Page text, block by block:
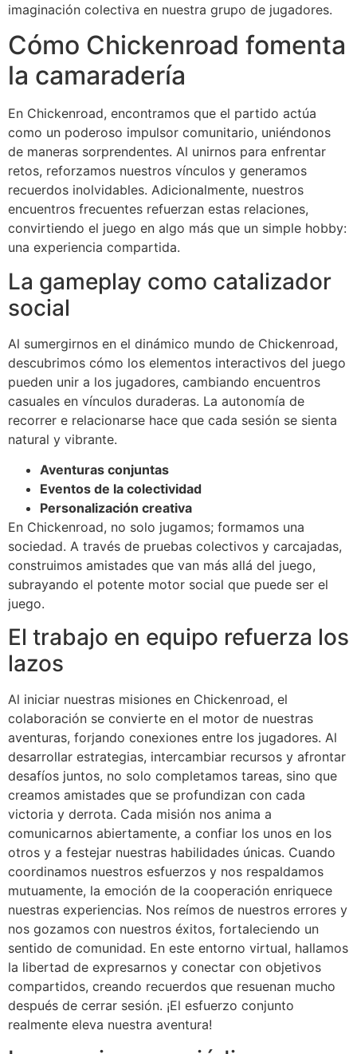
imaginación colectiva en nuestra grupo de jugadores.
Cómo Chickenroad fomenta
la camaradería
En Chickenroad, encontramos que el partido actúa
como un poderoso impulsor comunitario, uniéndonos
de maneras sorprendentes. Al unirnos para enfrentar
retos, reforzamos nuestros vínculos y generamos
recuerdos inolvidables. Adicionalmente, nuestros
encuentros frecuentes refuerzan estas relaciones,
convirtiendo el juego en algo más que un simple hobby:
una experiencia compartida.
La gameplay como catalizador
social
Al sumergirnos en el dinámico mundo de Chickenroad,
descubrimos cómo los elementos interactivos del juego
pueden unir a los jugadores, cambiando encuentros
casuales en vínculos duraderas. La autonomía de
recorrer e relacionarse hace que cada sesión se sienta
natural y vibrante.
Aventuras conjuntas
Eventos de la colectividad
Personalización creativa
En Chickenroad, no solo jugamos; formamos una
sociedad. A través de pruebas colectivos y carcajadas,
construimos amistades que van más allá del juego,
subrayando el potente motor social que puede ser el
juego.
El trabajo en equipo refuerza los
lazos
Al iniciar nuestras misiones en Chickenroad, el
colaboración se convierte en el motor de nuestras
aventuras, forjando conexiones entre los jugadores. Al
desarrollar estrategias, intercambiar recursos y afrontar
desafíos juntos, no solo completamos tareas, sino que
creamos amistades que se profundizan con cada
victoria y derrota. Cada misión nos anima a
comunicarnos abiertamente, a confiar los unos en los
otros y a festejar nuestras habilidades únicas. Cuando
coordinamos nuestros esfuerzos y nos respaldamos
mutuamente, la emoción de la cooperación enriquece
nuestras experiencias. Nos reímos de nuestros errores y
nos gozamos con nuestros éxitos, fortaleciendo un
sentido de comunidad. En este entorno virtual, hallamos
la libertad de expresarnos y conectar con objetivos
compartidos, creando recuerdos que resuenan mucho
después de cerrar sesión. ¡El esfuerzo conjunto
realmente eleva nuestra aventura!